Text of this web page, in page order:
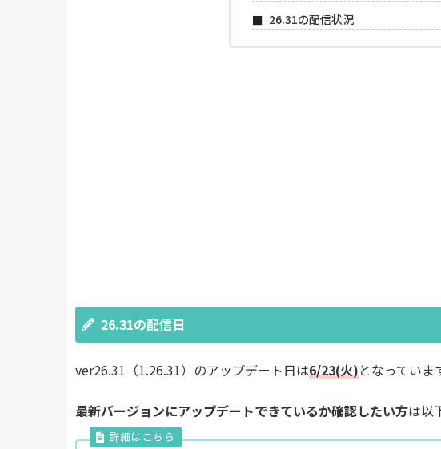
26.31の配信状況
26.31の配信日
ver26.31（1.26.31）のアップデート日は6/23(火)となっていま
最新バージョンにアップデートできているか確認したい方は以